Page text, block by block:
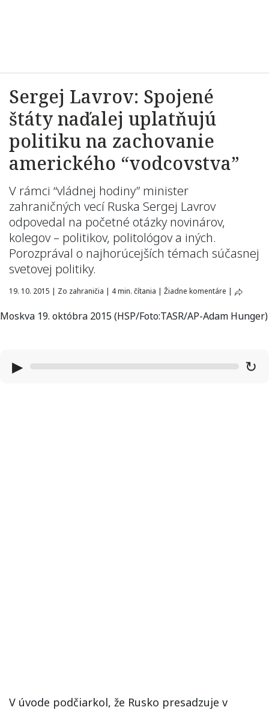
Sergej Lavrov: Spojené
štáty naďalej uplatňujú
politiku na zachovanie
amerického “vodcovstva”
V rámci “vládnej hodiny” minister
zahraničných vecí Ruska Sergej Lavrov
odpovedal na početné otázky novinárov,
kolegov – politikov, politológov a iných.
Porozprával o najhorúcejších témach súčasnej
svetovej politiky.
19. 10. 2015 | Zo zahraničia | 4 min. čítania | Žiadne komentáre |
Moskva 19. októbra 2015 (HSP/Foto:TASR/AP-Adam Hunger)
▶ ↻
V úvode podčiarkol, že Rusko presadzuje v